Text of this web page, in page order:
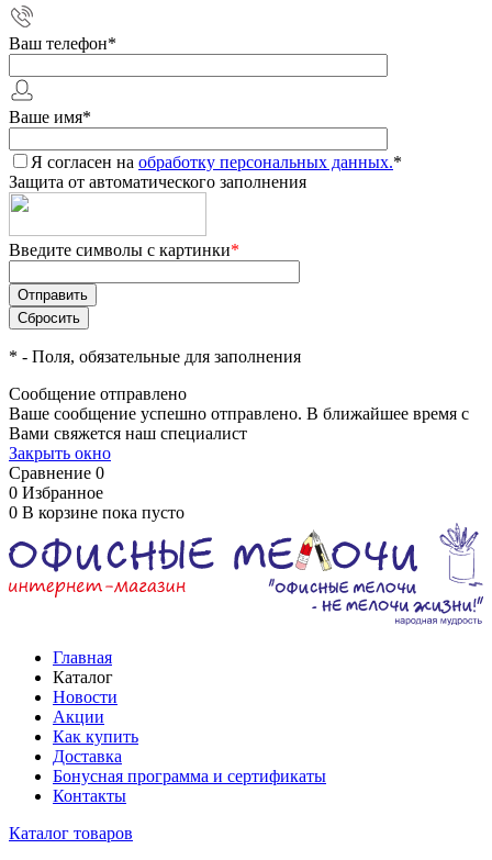
Ваш телефон*
Ваше имя*
Я согласен на обработку персональных данных.*
Защита от автоматического заполнения
Введите символы с картинки*
* - Поля, обязательные для заполнения
Сообщение отправлено
Ваше сообщение успешно отправлено. В ближайшее время с
Вами свяжется наш специалист
Закрыть окно
Сравнение 0
0 Избранное
0 В корзине пока пусто
Главная
Каталог
Новости
Акции
Как купить
Доставка
Бонусная программа и сертификаты
Контакты
Каталог товаров